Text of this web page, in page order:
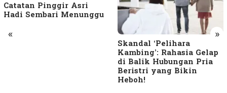
« »
Catatan Pinggir Asri
Hadi Sembari Menunggu
Skandal ‘Pelihara
Kambing’: Rahasia Gelap
di Balik Hubungan Pria
Beristri yang Bikin
Heboh!